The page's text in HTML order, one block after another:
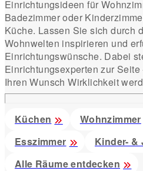
Einrichtungsideen für
Badezimmer oder
Küche. Lassen Sie sich durch
Wohnwelten inspirieren und
Einrichtungswünsche. Dabei
Einrichtungsexperten zur
Ihren Wunsch Wirklichkeit
Küchen Wohnzimmer
Esszimmer
Kinder- &
Alle Räume entdecken